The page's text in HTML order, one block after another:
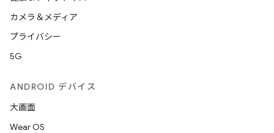
カメラ＆メディア
プライバシー
5G
ANDROID デバイス
大画面
Wear OS